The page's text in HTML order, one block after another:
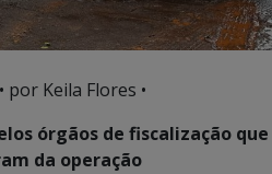
• por Keila Flores •
órgãos de fiscalização que
da operação